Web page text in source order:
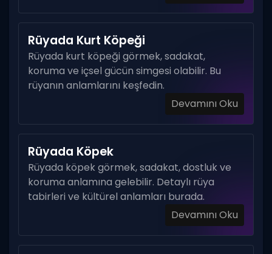
Rüyada Kurt Köpeği
Rüyada kurt köpeği görmek, sadakat,
koruma ve içsel gücün simgesi olabilir. Bu
rüyanın anlamlarını keşfedin.
Devamını Oku
Rüyada Köpek
Rüyada köpek görmek, sadakat, dostluk ve
koruma anlamına gelebilir. Detaylı rüya
tabirleri ve kültürel anlamları burada.
Devamını Oku